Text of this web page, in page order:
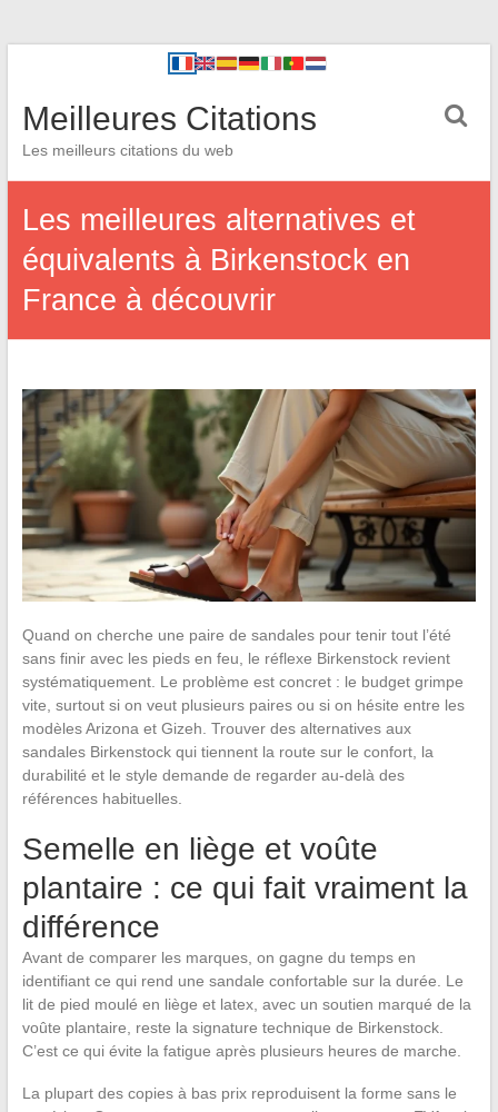
Meilleures Citations
Les meilleurs citations du web
Les meilleures alternatives et
équivalents à Birkenstock en
France à découvrir
Quand on cherche une paire de sandales pour tenir tout l’été
sans finir avec les pieds en feu, le réflexe Birkenstock revient
systématiquement. Le problème est concret : le budget grimpe
vite, surtout si on veut plusieurs paires ou si on hésite entre les
modèles Arizona et Gizeh. Trouver des alternatives aux
sandales Birkenstock qui tiennent la route sur le confort, la
durabilité et le style demande de regarder au-delà des
références habituelles.
Semelle en liège et voûte
plantaire : ce qui fait vraiment la
différence
Avant de comparer les marques, on gagne du temps en
identifiant ce qui rend une sandale confortable sur la durée. Le
lit de pied moulé en liège et latex, avec un soutien marqué de la
voûte plantaire, reste la signature technique de Birkenstock.
C’est ce qui évite la fatigue après plusieurs heures de marche.
La plupart des copies à bas prix reproduisent la forme sans le